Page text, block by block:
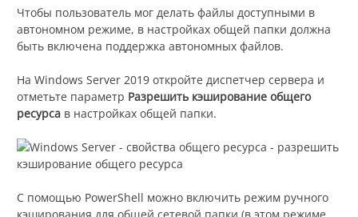
Чтобы пользователь мог делать файлы доступными в
автономном режиме, в настройках общей папки должна
быть включена поддержка автономных файлов.
На Windows Server 2019 откройте диспетчер сервера и
отметьте параметр Разрешить кэширование общего
ресурса в настройках общей папки.
С помощью PowerShell можно включить режим ручного
кэширования для общей сетевой папки (в этом режиме